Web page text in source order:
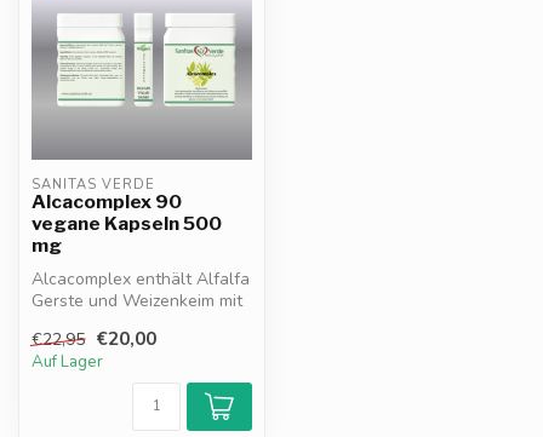
SANITAS VERDE
Alcacomplex 90
vegane Kapseln 500
mg
Alcacomplex enthält Alfalfa
Gerste und Weizenkeim mit
€22,95 €20,00
Auf Lager